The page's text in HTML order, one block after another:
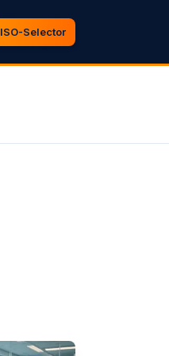
ISO-Selector